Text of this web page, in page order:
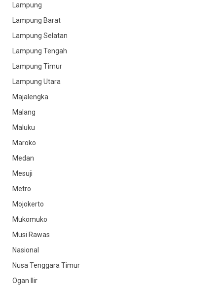
Lampung
Lampung Barat
Lampung Selatan
Lampung Tengah
Lampung Timur
Lampung Utara
Majalengka
Malang
Maluku
Maroko
Medan
Mesuji
Metro
Mojokerto
Mukomuko
Musi Rawas
Nasional
Nusa Tenggara Timur
Ogan Ilir